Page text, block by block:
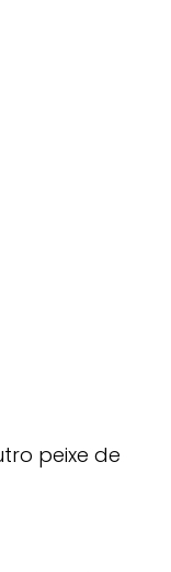
peixe de